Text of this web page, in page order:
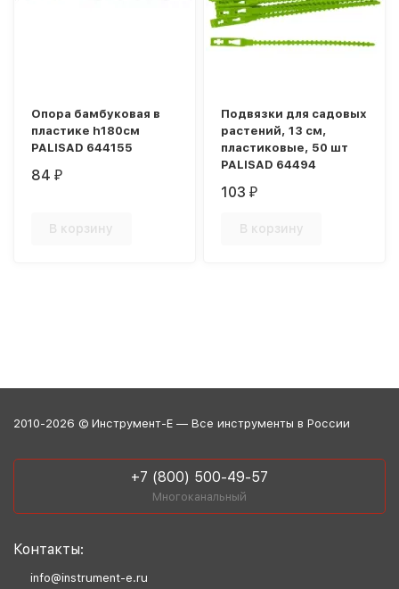
Опора бамбуковая в
пластике h180см
PALISAD 644155
84₽
В корзину
Подвязки для садовых
растений, 13 см,
пластиковые, 50 шт
PALISAD 64494
103₽
В корзину
2010-2026 © Инструмент-Е — Все инструменты в России
+7 (800) 500-49-57
Многоканальный
Контакты:
info@instrument-e.ru